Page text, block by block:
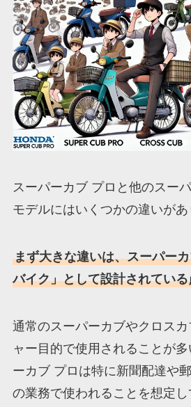
スーパーカブ プロと他のスー
モデルにはいくつかの違いがあ
まず大きな違いは、スーパー
バイク」として設計されてい
通常のスーパーカブやクロス
ャー目的で使用されることが
ーカブ プロは特に新聞配達や
の業務で使われることを想定し